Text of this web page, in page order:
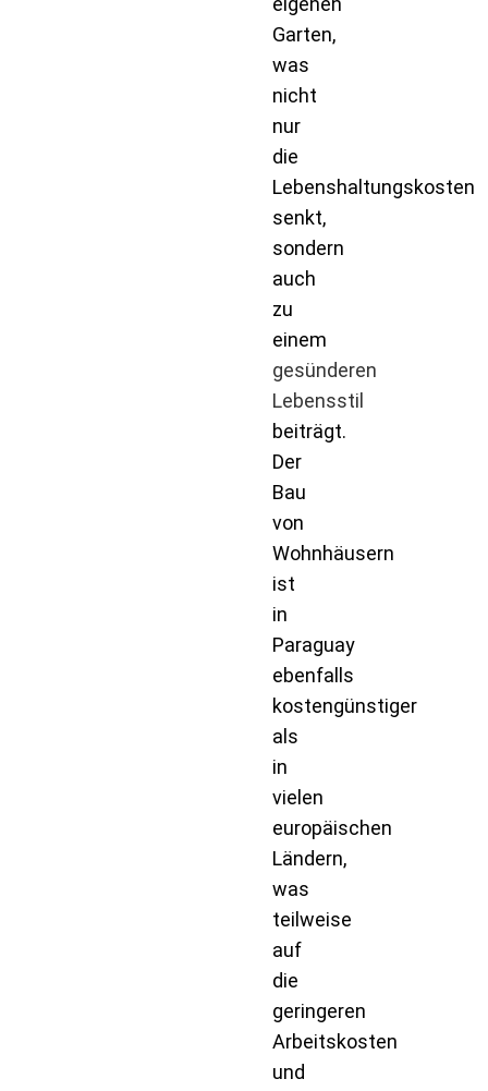
Garten,
was
nicht
nur
die
Lebenshaltungskosten
senkt,
sondern
auch
zu
einem
gesünderen
Lebensstil
beiträgt.
Der
Bau
von
Wohnhäusern
ist
in
Paraguay
ebenfalls
kostengünstiger
als
in
vielen
europäischen
Ländern,
was
teilweise
auf
die
geringeren
Arbeitskosten
und